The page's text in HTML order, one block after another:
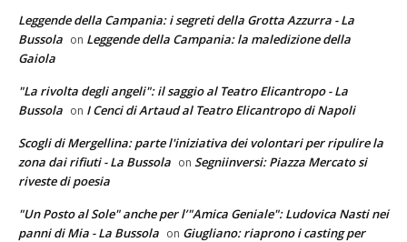
Leggende della Campania: i segreti della Grotta Azzurra - La
Bussola on Leggende della Campania: la maledizione della
Gaiola
"La rivolta degli angeli": il saggio al Teatro Elicantropo - La
Bussola on I Cenci di Artaud al Teatro Elicantropo di Napoli
Scogli di Mergellina: parte l'iniziativa dei volontari per ripulire la
zona dai rifiuti - La Bussola on Segniinversi: Piazza Mercato si
riveste di poesia
"Un Posto al Sole" anche per l’"Amica Geniale": Ludovica Nasti nei
panni di Mia - La Bussola on Giugliano: riaprono i casting per